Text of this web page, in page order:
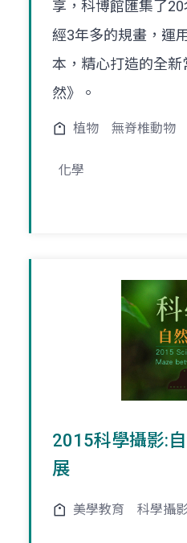
享，科博館匯集了
經3年多的規畫，運
本，精心打造的全新
然》。
植物 無脊椎動物
化學
2015科學攝影:
展
美學教育 科學攝